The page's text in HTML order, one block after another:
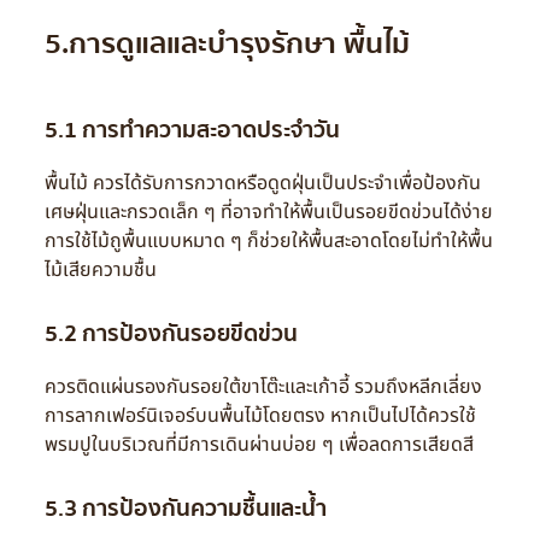
5.การดูแลและบำรุงรักษา พื้นไม้
5.1 การทำความสะอาดประจำวัน
พื้นไม้ ควรได้รับการกวาดหรือดูดฝุ่นเป็นประจำเพื่อป้องกัน
เศษฝุ่นและกรวดเล็ก ๆ ที่อาจทำให้พื้นเป็นรอยขีดข่วนได้ง่าย
การใช้ไม้ถูพื้นแบบหมาด ๆ ก็ช่วยให้พื้นสะอาดโดยไม่ทำให้พื้น
ไม้เสียความชื้น
5.2 การป้องกันรอยขีดข่วน
ควรติดแผ่นรองกันรอยใต้ขาโต๊ะและเก้าอี้ รวมถึงหลีกเลี่ยง
การลากเฟอร์นิเจอร์บนพื้นไม้โดยตรง หากเป็นไปได้ควรใช้
พรมปูในบริเวณที่มีการเดินผ่านบ่อย ๆ เพื่อลดการเสียดสี
5.3 การป้องกันความชื้นและน้ำ